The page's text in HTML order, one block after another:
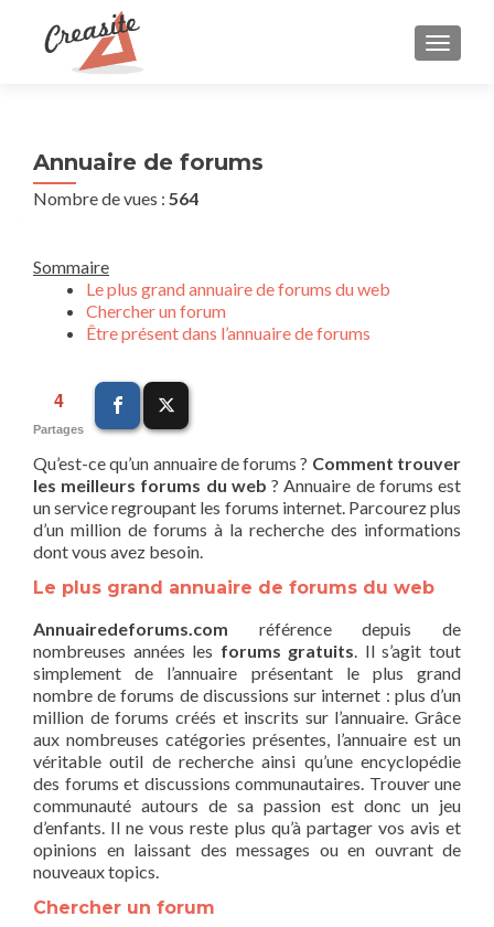
Annuaire de forums
Nombre de vues : 564
Sommaire
Le plus grand annuaire de forums du web
Chercher un forum
Être présent dans l’annuaire de forums
4
Partages
Qu’est-ce qu’un annuaire de forums ? Comment trouver
les meilleurs forums du web ? Annuaire de forums est
un service regroupant les forums internet. Parcourez plus
d’un million de forums à la recherche des informations
dont vous avez besoin.
Le plus grand annuaire de forums du web
Annuairedeforums.com référence depuis de
nombreuses années les forums gratuits. Il s’agit tout
simplement de l’annuaire présentant le plus grand
nombre de forums de discussions sur internet : plus d’un
million de forums créés et inscrits sur l’annuaire. Grâce
aux nombreuses catégories présentes, l’annuaire est un
véritable outil de recherche ainsi qu’une encyclopédie
des forums et discussions communautaires. Trouver une
communauté autours de sa passion est donc un jeu
d’enfants. Il ne vous reste plus qu’à partager vos avis et
opinions en laissant des messages ou en ouvrant de
nouveaux topics.
Chercher un forum